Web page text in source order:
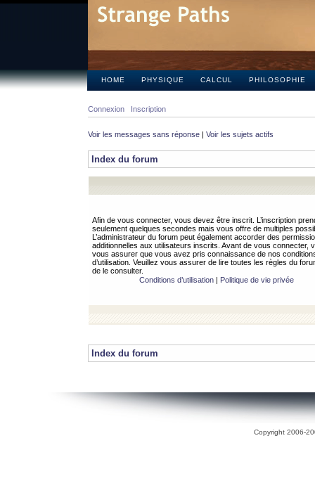
HOME PHYSIQUE CALCUL PHILOSOPHIE
Connexion Inscription
Voir les messages sans réponse | Voir les sujets actifs
Index du forum
Afin de vous connecter, vous devez être inscrit. L’inscription
seulement quelques secondes mais vous offre de multiples
L’administrateur du forum peut également accorder des
additionnelles aux utilisateurs inscrits. Avant de vous connecter,
vous assurer que vous avez pris connaissance de nos
d’utilisation. Veuillez vous assurer de lire toutes les règles du
de le consulter.
Conditions d’utilisation| Politique de vie privée
Index du forum
Copyright 2006-